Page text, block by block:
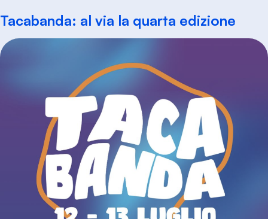
Tacabanda: al via la quarta edizione